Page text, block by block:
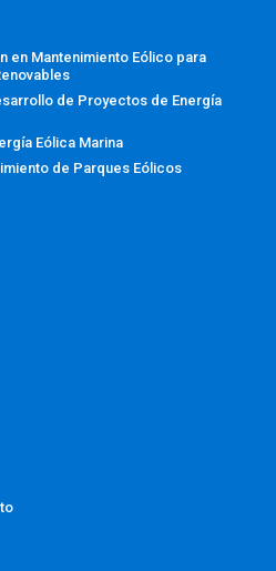
en Mantenimiento Eólico para
de Proyectos de Energía
Eólica Marina
de Parques Eólicos